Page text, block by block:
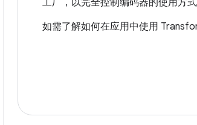
工厂，以完全控制编码器的使用方式
如需了解如何在应用中使用